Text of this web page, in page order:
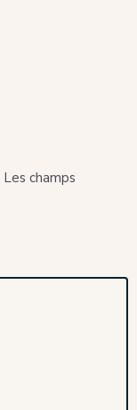
Les champs